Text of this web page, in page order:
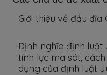
Giới thiệu về đầu đĩa
Định nghĩa định luật
tính lực ma sát,
dụng của định luật